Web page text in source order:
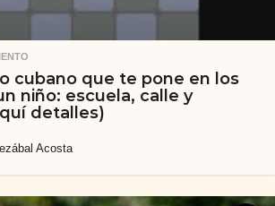
cubano que te pone en los
niño: escuela, calle y
detalles)
Acosta